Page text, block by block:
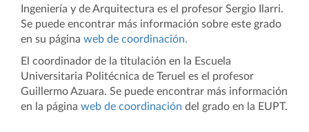
Ingeniería y de Arquitectura es el profesor Sergio Ilarri.
Se puede encontrar más información sobre este grado
en su página web de coordinación.
El coordinador de la titulación en la Escuela
Universitaria Politécnica de Teruel es el profesor
Guillermo Azuara. Se puede encontrar más información
en la página web de coordinación del grado en la EUPT.